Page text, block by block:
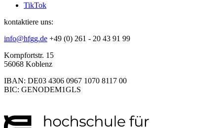
TikTok
kontaktiere uns:
info@hfgg.de +49 (0) 261 - 20 43 91 99
Kornpfortstr. 15
56068 Koblenz
IBAN: DE03 4306 0967 1070 8117 00
BIC: GENODEM1GLS